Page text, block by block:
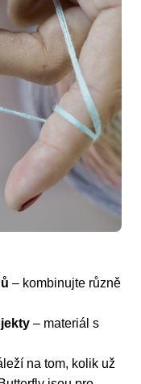
– kombinujte různě
– materiál s
na tom, kolik už